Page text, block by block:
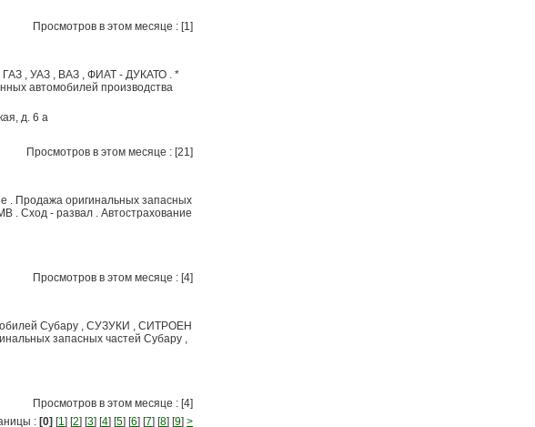
Просмотров в этом месяце : [1]
, УАЗ , ВАЗ , ФИАТ - ДУКАТО . *
автомобилей производства
д. 6 а
Просмотров в этом месяце : [21]
. Продажа оригинальных запасных
. Сход - развал . Автострахование
Просмотров в этом месяце : [4]
Субару , СУЗУКИ , СИТРОЕН
запасных частей Субару ,
Просмотров в этом месяце : [4]
: [0] [1] [2] [3] [4] [5] [6] [7] [8] [9] >